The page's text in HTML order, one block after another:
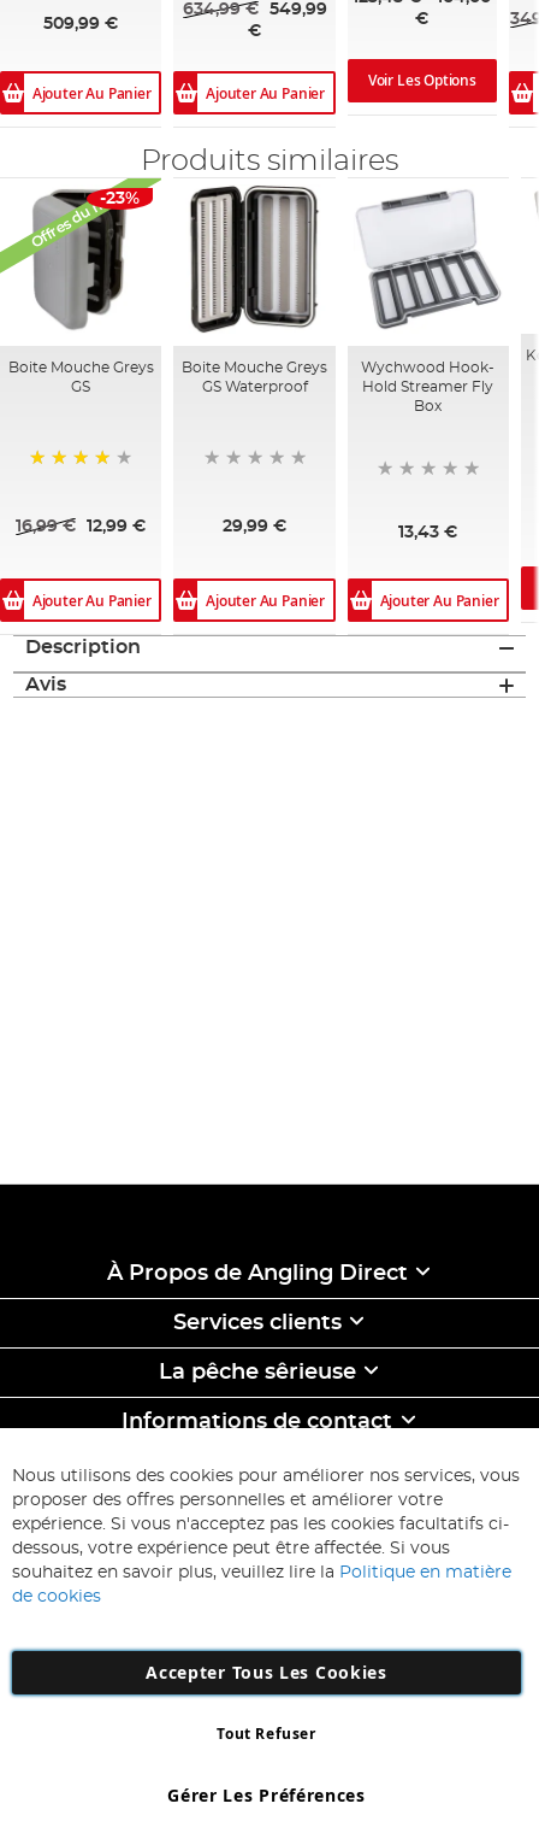
509,99 €
Ajouter Au Panier
634,99 €
549,99
€
Ajouter Au Panier
€
Voir Les Options
Produits similaires
Offres du mois
-23%
Boite Mouche Greys
GS
16,99 € 12,99 €
Ajouter Au Panier
Boite Mouche Greys
GS Waterproof
29,99 €
Ajouter Au Panier
Wychwood Hook-
Hold Streamer Fly
Box
13,43 €
Ajouter Au Panier
Description
Avis
À Propos de Angling Direct
Services clients
La pêche sêrieuse
Informations de contact
ABONNEZ-VOUS & ECONOMISEZ
Inscription
à
d’information
:
Inscription
Number: 863029607
Nous utilisons des cookies pour améliorer nos services, vous
proposer des offres personnelles et améliorer votre
expérience. Si vous n'acceptez pas les cookies facultatifs ci-
dessous, votre expérience peut être affectée. Si vous
souhaitez en savoir plus, veuillez lire la Politique en matière
de cookies
Accepter Tous Les Cookies
Gérer Les Préférences
Tout Refuser